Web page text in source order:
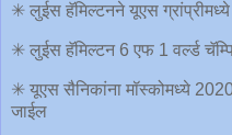
✳ लुईस हॅमिल्टनने यूएस
✳ लुईस हॅमिल्टन 6 एफ 1 वर्ल्ड
✳ यूएस सैनिकांना मॉस्कोमध्ये
जाईल